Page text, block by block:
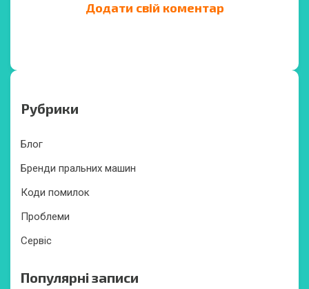
Додати свій коментар
Рубрики
Блог
Бренди пральних машин
Коди помилок
Проблеми
Сервіс
Популярні записи